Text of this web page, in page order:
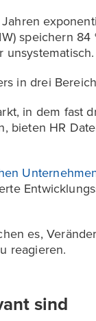
speichern 84
unsystematisch.
in drei
in dem fast
bieten HR
es,
reagieren.
sind